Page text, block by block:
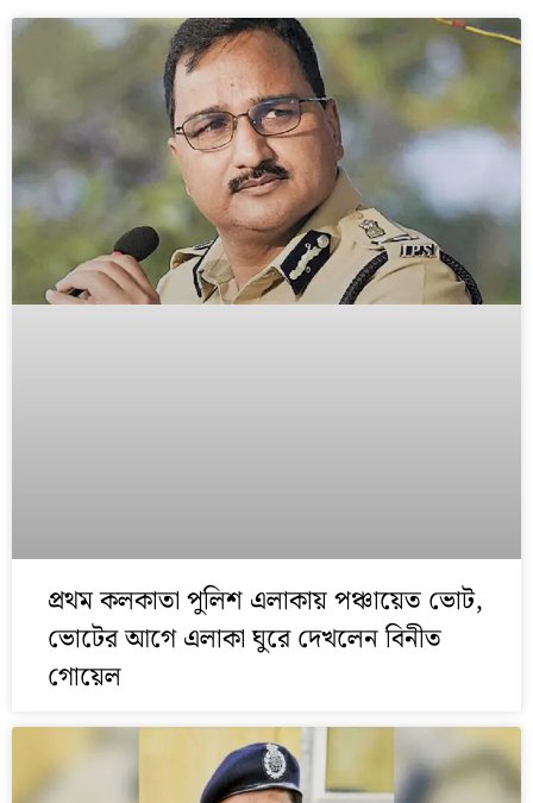
প্রথম কলকাতা পুলিশ এলাকায় পঞ্চায়েত ভোট,
ভোটের আগে এলাকা ঘুরে দেখলেন বিনীত
গোয়েল